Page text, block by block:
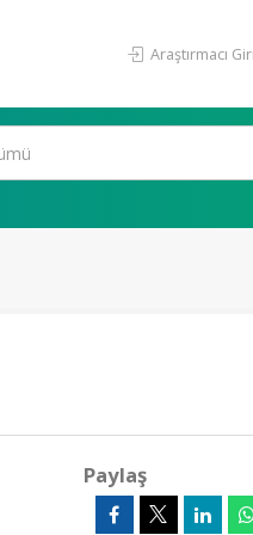
Araştırmacı
Paylaş